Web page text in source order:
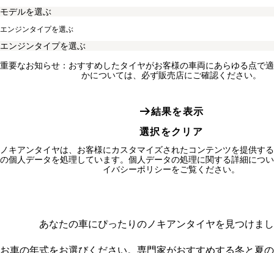
エンジンタイプを選ぶ
重要なお知らせ：おすすめしたタイヤがお客様の車両にあらゆる点で
かについては、必ず販売店にご確認ください。
結果を表示
選択をクリア
ノキアンタイヤは、お客様にカスタマイズされたコンテンツを提供す
の個人データを処理しています。個人データの処理に関する詳細につ
イバシーポリシーをご覧ください。
あなたの車にぴったりのノキアンタイヤを見つけま
お車の年式をお選びください。 専門家がおすすめする冬と夏